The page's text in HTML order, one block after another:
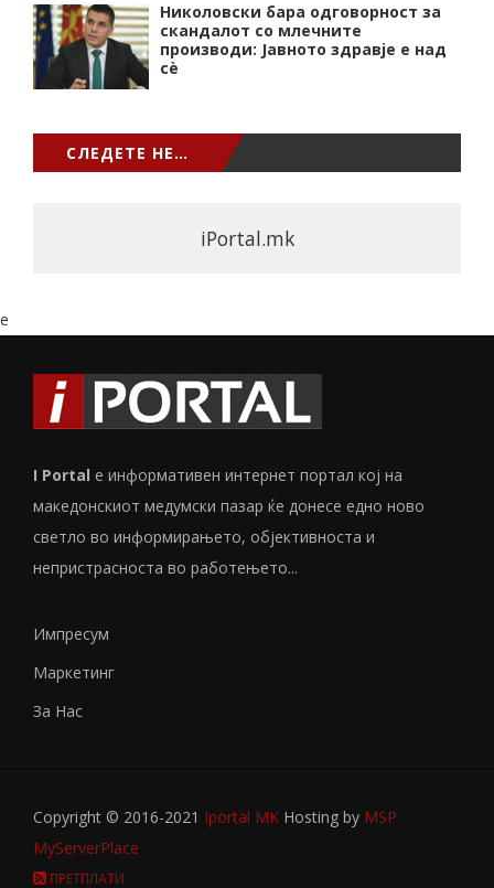
Николовски бара одговорност за
скандалот со млечните
производи: Јавното здравје е над
сѐ
СЛЕДЕТЕ НЕ…
iPortal.mk
e
I Portal е информативен интернет портал кој на
македонскиот медумски пазар ќе донесе едно ново
светло во информирањето, објективноста и
непристрасноста во работењето...
Импресум
Маркетинг
За Нас
Copyright © 2016-2021 Iportal MK Hosting by MSP
MyServerPlace
ПРЕТПЛАТИ